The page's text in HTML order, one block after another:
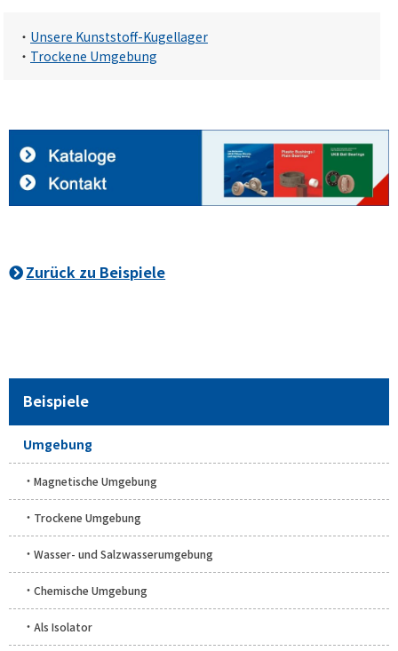
・ Unsere Kunststoff-Kugellager
・ Trockene Umgebung
Zurück zu Beispiele
Beispiele
Umgebung
Magnetische Umgebung
Trockene Umgebung
Wasser- und Salzwasserumgebung
Chemische Umgebung
Als Isolator